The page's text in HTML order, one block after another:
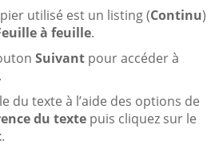
utilisé est un listing (Continu)
à feuille.
Suivant pour accéder à
du texte à l’aide des options de
du texte puis cliquez sur le
.